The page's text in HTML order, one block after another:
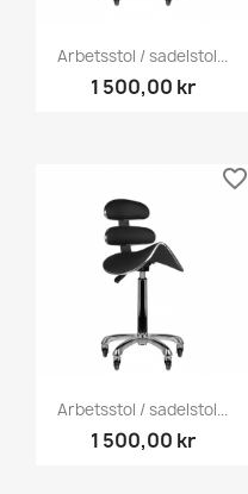
Arbetsstol / sadelstol...
1 500,00 kr
Arbetsstol / sadelstol...
1 500,00 kr
favorite_border